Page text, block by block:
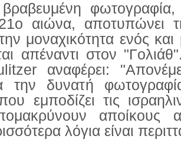
αιώνα, αποτυπώνει
μοναχικότητα ενός
απέναντι στον
αναφέρει:
την δυνατή
εμποδίζει τις
αποίκους
λόγια είναι